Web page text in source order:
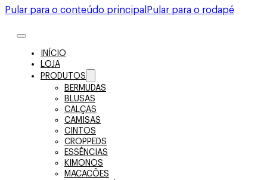
Pular para o conteúdo principal Pular para o rodapé
INÍCIO
LOJA
PRODUTOS
BERMUDAS
BLUSAS
CALÇAS
CAMISAS
CINTOS
CROPPEDS
ESSÊNCIAS
KIMONOS
MACACÕES